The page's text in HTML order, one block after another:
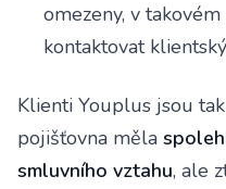
omezeny, v
kontaktovat
Klienti Youplus jsou
pojišťovna měla
smluvního vztahu, ale